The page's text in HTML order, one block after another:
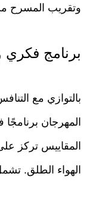
وتقريب المسرح
برنامج
بالتوازي مع
المهرجان
المقاييس تركز
الهواء الطلق.